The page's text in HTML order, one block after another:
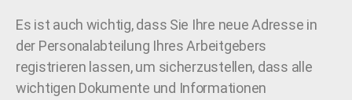
Es ist auch wichtig, dass Sie Ihre neue Adresse in
der Personalabteilung Ihres Arbeitgebers
registrieren lassen, um sicherzustellen, dass alle
wichtigen Dokumente und Informationen